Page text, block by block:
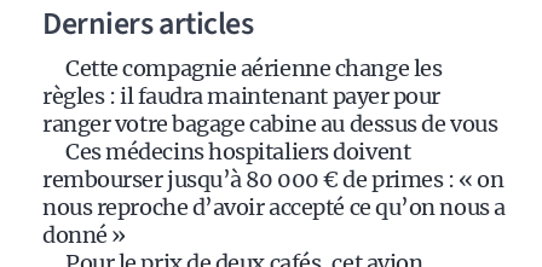
Derniers articles
Cette compagnie aérienne change les
règles : il faudra maintenant payer pour
ranger votre bagage cabine au dessus de vous
Ces médecins hospitaliers doivent
rembourser jusqu’à 80 000 € de primes : « on
nous reproche d’avoir accepté ce qu’on nous a
donné »